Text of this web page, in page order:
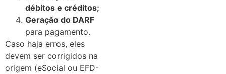
débitos e créditos;
Geração do DARF
para pagamento.
Caso haja erros, eles
devem ser corrigidos na
origem (eSocial ou EFD-